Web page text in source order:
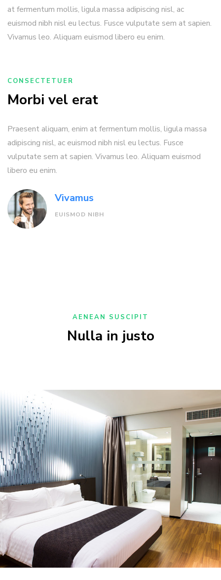
at fermentum mollis, ligula massa adipiscing nisl, ac
euismod nibh nisl eu lectus. Fusce vulputate sem at sapien.
Vivamus leo. Aliquam euismod libero eu enim.
CONSECTETUER
Morbi vel erat
Praesent aliquam, enim at fermentum mollis, ligula massa
adipiscing nisl, ac euismod nibh nisl eu lectus. Fusce
vulputate sem at sapien. Vivamus leo. Aliquam euismod
libero eu enim.
Vivamus
EUISMOD NIBH
AENEAN SUSCIPIT
Nulla in justo